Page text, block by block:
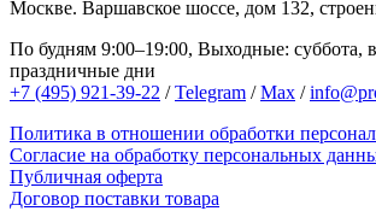
Москве. Варшавское шоссе, дом 132,
По будням 9:00–19:00, Выходные: суббота,
праздничные дни
+7 (495) 921-39-22 /Telegram /Max /
Политика в отношении обработки
Согласие на обработку персональных
Публичная оферта
Договор поставки товара